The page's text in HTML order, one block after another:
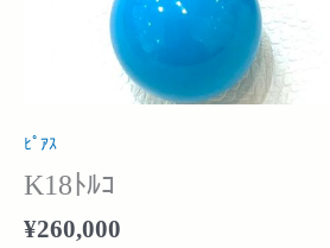
ﾋﾟｱｽ
K18ﾄﾙｺ
¥260,000